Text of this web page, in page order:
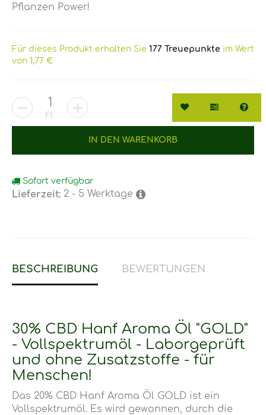
Pflanzen Power!
Für dieses Produkt erhalten Sie 177 Treuepunkte im Wert
von 1,77 €
Fl.
IN DEN WARENKORB
Sofort verfügbar
Lieferzeit: 2 - 5 Werktage
Wunschzettel
BESCHREIBUNG BEWERTUNGEN
30% CBD Hanf Aroma Öl "GOLD"
- Vollspektrumöl - Laborgeprüft
und ohne Zusatzstoffe - für
Menschen!
Das 20% CBD Hanf Aroma Öl GOLD ist ein
Vollspektrumöl. Es wird gewonnen, durch die